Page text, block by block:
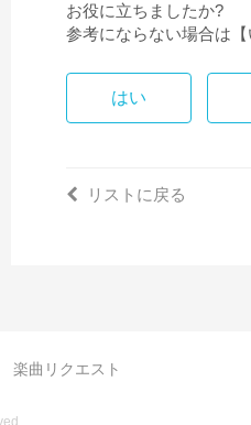
お役に立ちましたか?
参考にならない場合は
はい
リストに戻る
楽曲リクエスト